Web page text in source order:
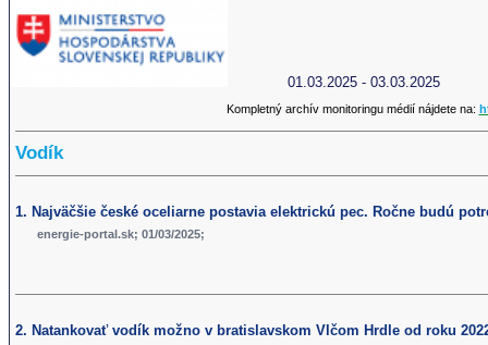
01.03.2025 - 03.03.2025
Kompletný archív monitoringu médií nájdete na:
Vodík
1. Najväčšie české oceliarne postavia elektrickú pec. Ročne budú
energie-portal.sk; 01/03/2025;
2. Natankovať vodík možno v bratislavskom Vlčom Hrdle od roku